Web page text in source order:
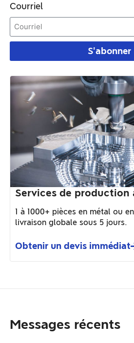
Courriel
S'abonner
Services de production
1 à 1000+ pièces en métal ou
livraison globale sous 5 jours.
Obtenir un devis immédiat
Messages récents